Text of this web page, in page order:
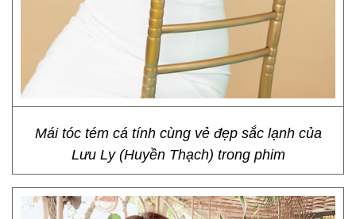
Mái tóc tém cá tính cùng vẻ đẹp sắc lạnh của
Lưu Ly (Huyền Thạch) trong phim